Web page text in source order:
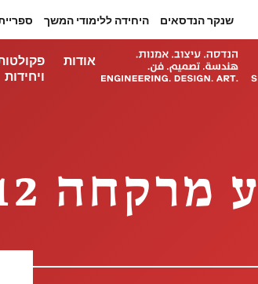
שנקר הנדסאים היחידה ללימודי המשך
אודות
ויחידות
יוצא לדרך: מרקחה צומחת